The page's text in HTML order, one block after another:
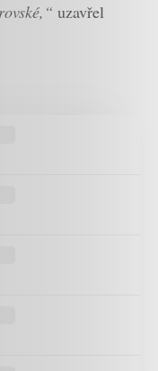
uzavřel